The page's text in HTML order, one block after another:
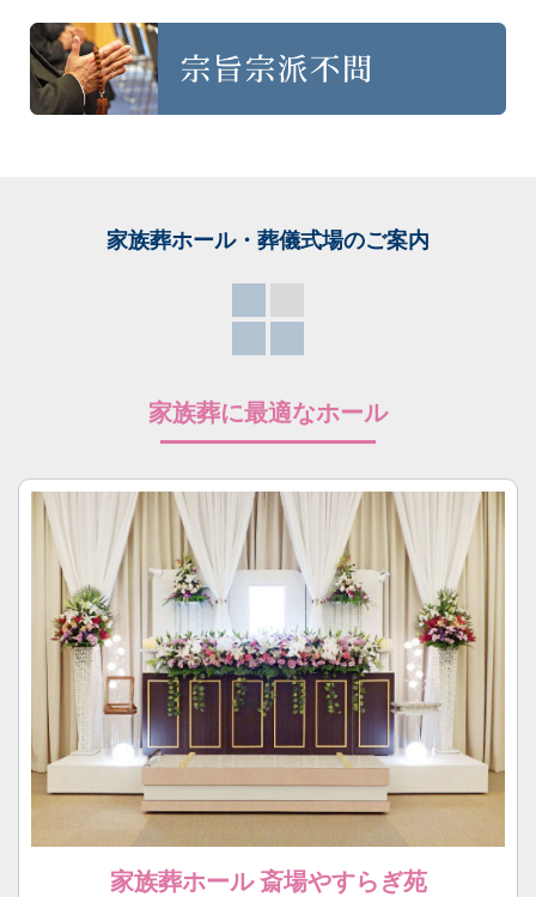
家族葬ホール・葬儀式場のご案内
家族葬に最適なホール
家族葬ホール 斎場やすらぎ苑